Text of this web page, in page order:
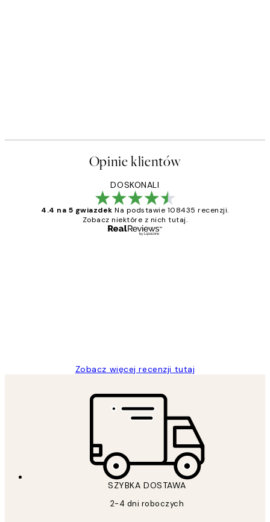
Opinie klientów
DOSKONALI
4.4 na 5 gwiazdek Na podstawie 108435 recenzji.
Zobacz niektóre z nich tutaj.
Zobacz więcej recenzji tutaj
SZYBKA DOSTAWA
2-4 dni roboczych